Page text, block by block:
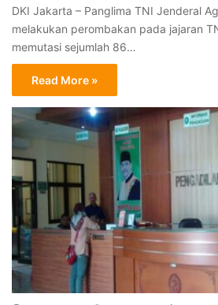
DKI Jakarta – Panglima TNI Jenderal
melakukan perombakan pada jajaran
memutasi sejumlah 86…
Read More »